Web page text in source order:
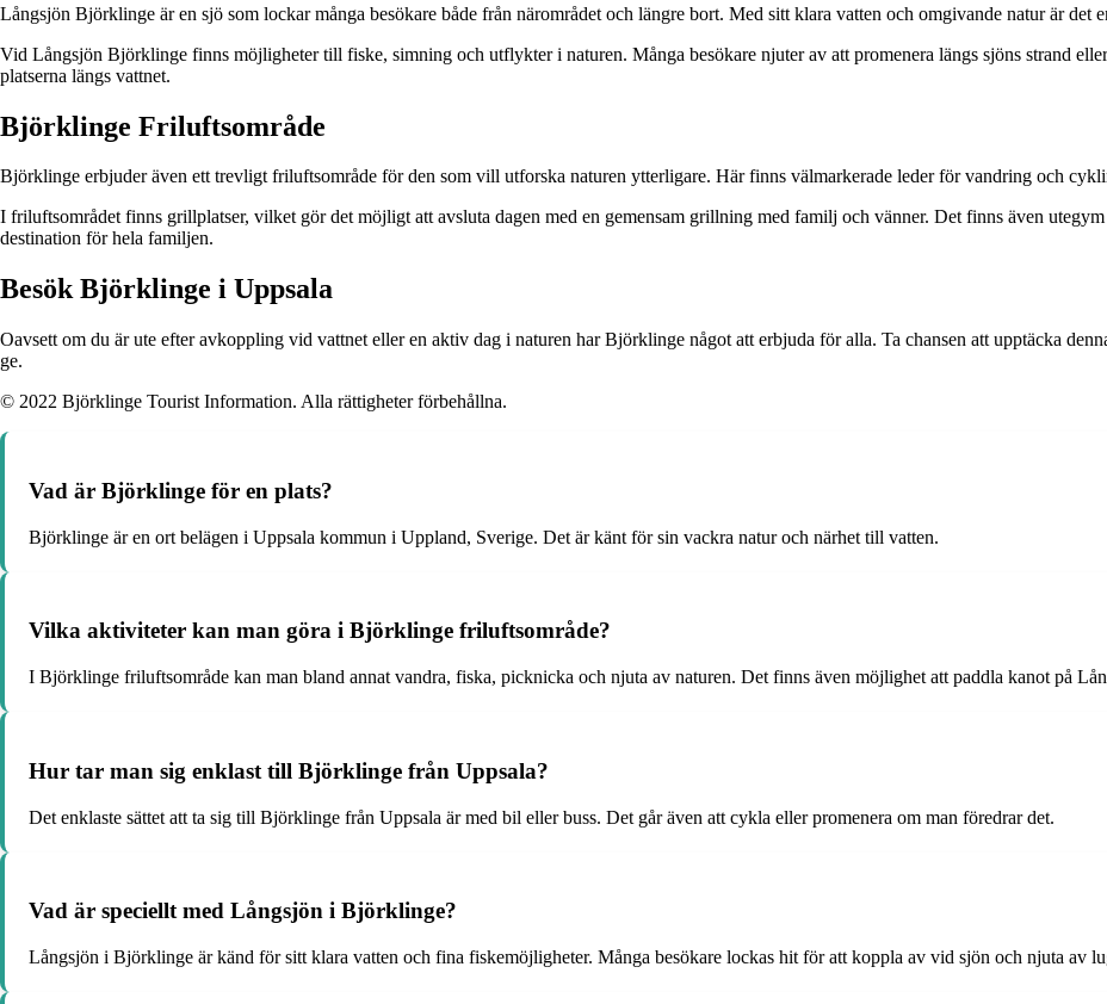
Långsjön Björklinge är en sjö som lockar många besökare både från närområdet och längre bort. Med sitt klara vatten och omgivande natur är
Vid Långsjön Björklinge finns möjligheter till fiske, simning och utflykter i naturen. Många besökare njuter av att promenera längs sjöns strand
platserna längs vattnet.
Björklinge Friluftsområde
Björklinge erbjuder även ett trevligt friluftsområde för den som vill utforska naturen ytterligare. Här finns välmarkerade leder för vandring och
I friluftsområdet finns grillplatser, vilket gör det möjligt att avsluta dagen med en gemensam grillning med familj och vänner. Det finns även
destination för hela familjen.
Besök Björklinge i Uppsala
Oavsett om du är ute efter avkoppling vid vattnet eller en aktiv dag i naturen har Björklinge något att erbjuda för alla. Ta chansen att upptäcka
ge.
© 2022 Björklinge Tourist Information. Alla rättigheter förbehållna.
Vad är Björklinge för en plats?
Björklinge är en ort belägen i Uppsala kommun i Uppland, Sverige. Det är känt för sin vackra natur och närhet till vatten.
Vilka aktiviteter kan man göra i Björklinge friluftsområde?
I Björklinge friluftsområde kan man bland annat vandra, fiska, picknicka och njuta av naturen. Det finns även möjlighet att paddla kanot på
Hur tar man sig enklast till Björklinge från Uppsala?
Det enklaste sättet att ta sig till Björklinge från Uppsala är med bil eller buss. Det går även att cykla eller promenera om man föredrar det.
Vad är speciellt med Långsjön i Björklinge?
Långsjön i Björklinge är känd för sitt klara vatten och fina fiskemöjligheter. Många besökare lockas hit för att koppla av vid sjön och njuta av